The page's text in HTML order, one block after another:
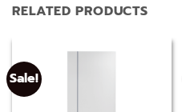
RELATED PRODUCTS
Sale!